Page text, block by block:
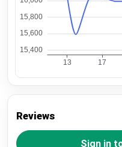
Reviews
Sign in